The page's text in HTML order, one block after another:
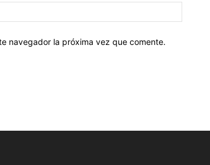
navegador la próxima vez que comente.